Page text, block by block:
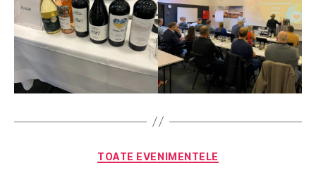
Categorii
TOATE EVENIMENTELE